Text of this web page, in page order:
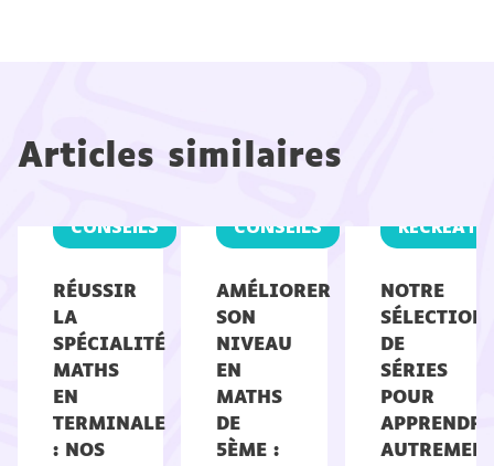
Articles similaires
RÉUSSIR
LA
SPÉCIALITÉ
MATHS
EN
TERMINALE
: NOS
CONSEILS
AMÉLIORER
SON
NIVEAU
EN
MATHS
DE
5ÈME :
CONSEILS
NOTRE
SÉLECTION
DE
SÉRIES
POUR
APPRENDRE